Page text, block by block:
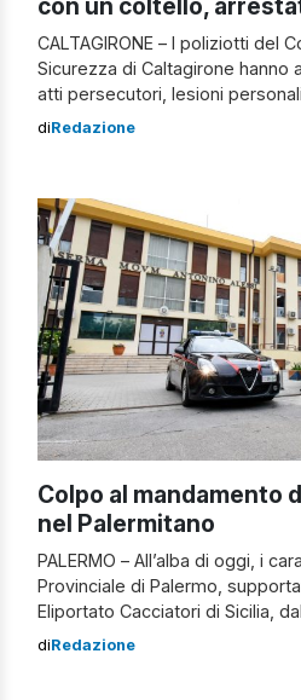
CALTAGIRONE – I poliziotti del
Sicurezza di Caltagirone hanno
atti persecutori, lesioni
e violazione del divieto di
coltello, è stata colpita […]
diRedazione
Colpo al mandamento
nel Palermitano
PALERMO – All’alba di oggi, i
Provinciale di Palermo,
Eliportato Cacciatori di Sicilia,
Palermo – Villagrazia, e con il
diRedazione